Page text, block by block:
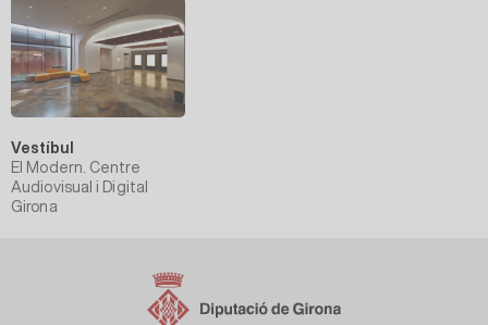
Vestíbul
El Modern. Centre
Audiovisual i Digital
Girona